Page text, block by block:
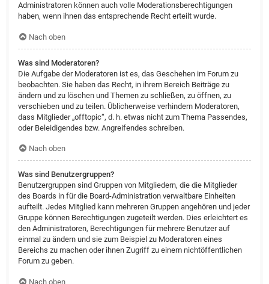
Administratoren können auch volle Moderationsberechtigungen
haben, wenn ihnen das entsprechende Recht erteilt wurde.
Nach oben
Was sind Moderatoren?
Die Aufgabe der Moderatoren ist es, das Geschehen im Forum zu
beobachten. Sie haben das Recht, in ihrem Bereich Beiträge zu
ändern und zu löschen und Themen zu schließen, zu öffnen, zu
verschieben und zu teilen. Üblicherweise verhindern Moderatoren,
dass Mitglieder „offtopic“, d. h. etwas nicht zum Thema Passendes,
oder Beleidigendes bzw. Angreifendes schreiben.
Nach oben
Was sind Benutzergruppen?
Benutzergruppen sind Gruppen von Mitgliedern, die die Mitglieder
des Boards in für die Board-Administration verwaltbare Einheiten
aufteilt. Jedes Mitglied kann mehreren Gruppen angehören und jeder
Gruppe können Berechtigungen zugeteilt werden. Dies erleichtert es
den Administratoren, Berechtigungen für mehrere Benutzer auf
einmal zu ändern und sie zum Beispiel zu Moderatoren eines
Bereichs zu machen oder ihnen Zugriff zu einem nichtöffentlichen
Forum zu geben.
Nach oben